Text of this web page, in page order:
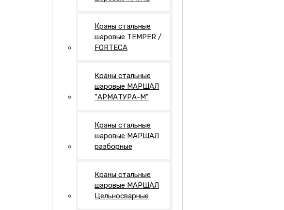
Краны стальные
шаровые TEMPER /
FORTECA
Краны стальные
шаровые МАРШАЛ
"АРМАТУРА-М"
Краны стальные
шаровые МАРШАЛ
разборные
Краны стальные
шаровые МАРШАЛ
Цельносварные